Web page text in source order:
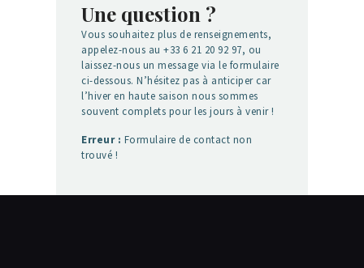
Une question ?
Vous souhaitez plus de renseignements,
appelez-nous au +33 6 21 20 92 97, ou
laissez-nous un message via le formulaire
ci-dessous. N’hésitez pas à anticiper car
l’hiver en haute saison nous sommes
souvent complets pour les jours à venir !
Erreur : Formulaire de contact non
trouvé !